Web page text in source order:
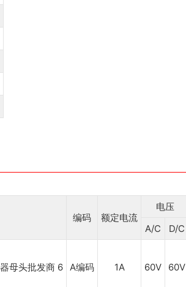
编码 额定电流
电压
A/C D/C
A编码 1A 60V 60V